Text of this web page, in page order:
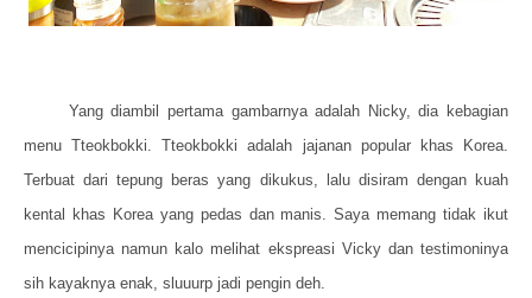
Yang diambil pertama gambarnya adalah Nicky, dia kebagian
menu Tteokbokki. Tteokbokki adalah jajanan popular khas Korea.
Terbuat dari tepung beras yang dikukus, lalu disiram dengan kuah
kental khas Korea yang pedas dan manis. Saya memang tidak ikut
mencicipinya namun kalo melihat ekspreasi Vicky dan testimoninya
sih kayaknya enak, sluuurp jadi pengin deh.